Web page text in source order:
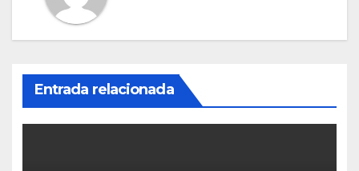
Entrada relacionada